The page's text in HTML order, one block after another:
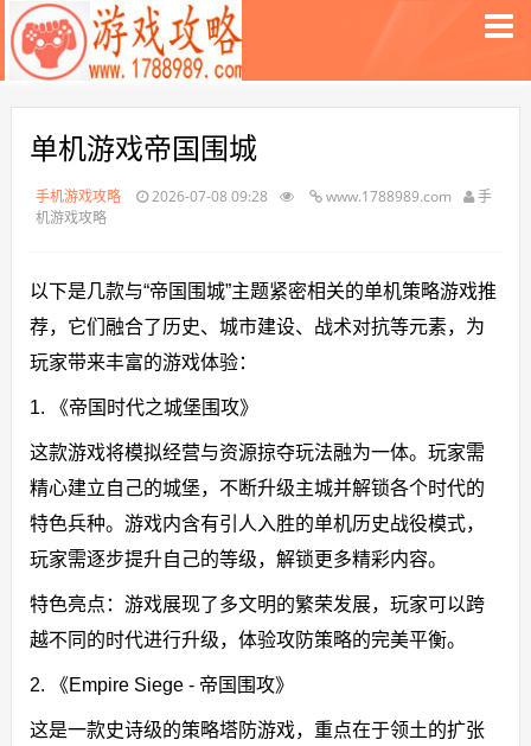
单机游戏帝国围城
手机游戏攻略 2026-07-08 09:28 www.1788989.com
手
机游戏攻略
以下是几款与“帝国围城”主题紧密相关的单机策略游戏推
荐，它们融合了历史、城市建设、战术对抗等元素，为
玩家带来丰富的游戏体验：
1. 《帝国时代之城堡围攻》
这款游戏将模拟经营与资源掠夺玩法融为一体。玩家需
精心建立自己的城堡，不断升级主城并解锁各个时代的
特色兵种。游戏内含有引人入胜的单机历史战役模式，
玩家需逐步提升自己的等级，解锁更多精彩内容。
特色亮点：游戏展现了多文明的繁荣发展，玩家可以跨
越不同的时代进行升级，体验攻防策略的完美平衡。
2. 《Empire Siege - 帝国围攻》
这是一款史诗级的策略塔防游戏，重点在于领土的扩张